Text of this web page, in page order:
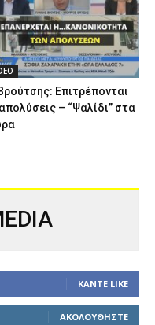
Επιτρέπονται
– “Ψαλίδι” στα
ΚΆΝΤΕ LIKE
ΑΚΟΛΟΥΘΉΣΤΕ